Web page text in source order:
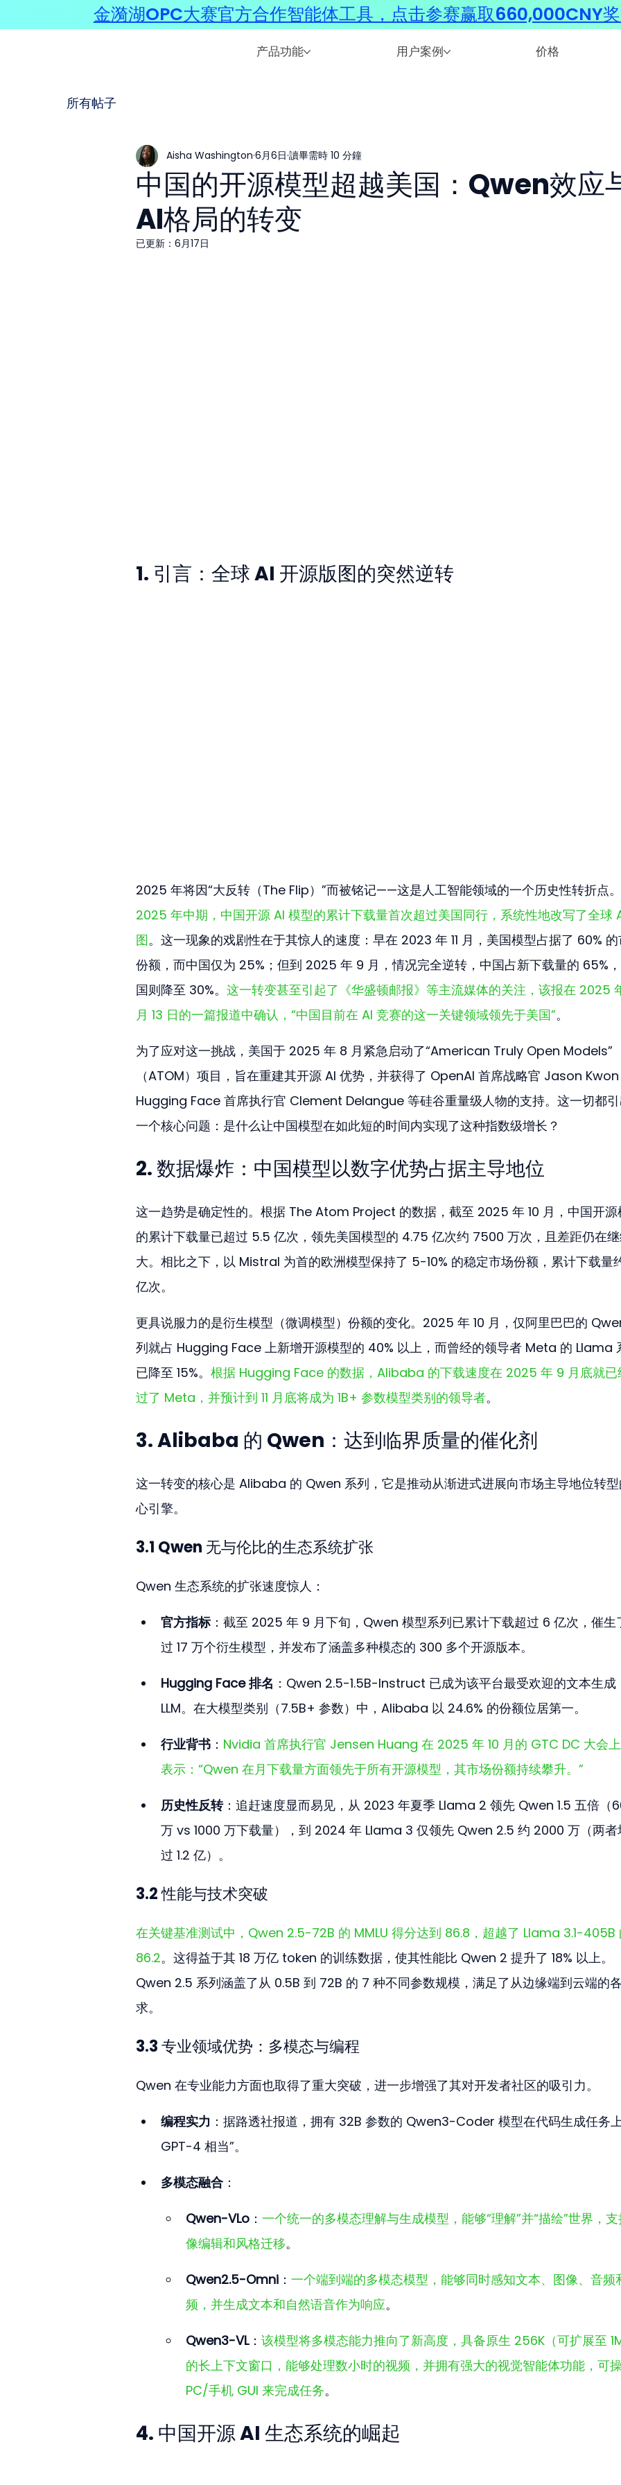
产品功能 用户案例 价格
所有帖子
中国的开源模型超越美国：Qwen效应
AI格局的转变
Aisha Washington 6月6日 讀畢需時 10 分鐘
已更新： 6月17日
1. 引言：全球 AI 开源版图的突然逆转
2025 年将因“大反转（The Flip）”而被铭记——这是人工智能领域的一个历史性转折点。
2025 年中期，中国开源 AI 模型的累计下载量首次超过美国同行，系统性地改写了全球
图。这一现象的戏剧性在于其惊人的速度：早在 2023 年 11 月，美国模型占据了 60%
份额，而中国仅为 25%；但到 2025 年 9 月，情况完全逆转，中国占新下载量的 65%
国则降至 30%。 这一转变甚至引起了《华盛顿邮报》等主流媒体的关注，该报在 2025
月 13 日的一篇报道中确认，“中国目前在 AI 竞赛的这一关键领域领先于美国”。
为了应对这一挑战，美国于 2025 年 8 月紧急启动了“American Truly Open Models”
（ATOM）项目，旨在重建其开源 AI 优势，并获得了 OpenAI 首席战略官 Jason
Hugging Face 首席执行官 Clement Delangue 等硅谷重量级人物的支持。这一切都引
一个核心问题：是什么让中国模型在如此短的时间内实现了这种指数级增长？
2. 数据爆炸：中国模型以数字优势占据主导地位
这一趋势是确定性的。根据 The Atom Project 的数据，截至 2025 年 10 月，中国开源
的累计下载量已超过 5.5 亿次，领先美国模型的 4.75 亿次约 7500 万次，且差距仍在
大。相比之下，以 Mistral 为首的欧洲模型保持了 5-10% 的稳定市场份额，累计下载量
亿次。
更具说服力的是衍生模型（微调模型）份额的变化。2025 年 10 月，仅阿里巴巴的
列就占 Hugging Face 上新增开源模型的 40% 以上，而曾经的领导者 Meta 的 Llama
已降至 15%。 根据 Hugging Face 的数据，Alibaba 的下载速度在 2025 年 9 月底就已
过了 Meta，并预计到 11 月底将成为 1B+ 参数模型类别的领导者。
3. Alibaba 的 Qwen：达到临界质量的催化剂
这一转变的核心是 Alibaba 的 Qwen 系列，它是推动从渐进式进展向市场主导地位转
心引擎。
3.1 Qwen 无与伦比的生态系统扩张
Qwen 生态系统的扩张速度惊人：
官方指标：截至 2025 年 9 月下旬，Qwen 模型系列已累计下载超过 6 亿次，催生
过 17 万个衍生模型，并发布了涵盖多种模态的 300 多个开源版本。
Hugging Face 排名 ：Qwen 2.5-1.5B-Instruct 已成为该平台最受欢迎的文本生成
LLM。在大模型类别（7.5B+ 参数）中，Alibaba 以 24.6% 的份额位居第一。
行业背书 ： Nvidia 首席执行官 Jensen Huang 在 2025 年 10 月的 GTC DC 大会
表示：“Qwen 在月下载量方面领先于所有开源模型，其市场份额持续攀升。”
历史性反转：追赶速度显而易见，从 2023 年夏季 Llama 2 领先 Qwen 1.5 五倍（
万 vs 1000 万下载量），到 2024 年 Llama 3 仅领先 Qwen 2.5 约 2000 万（两者
过 1.2 亿）。
3.2 性能与技术突破
在关键基准测试中，Qwen 2.5-72B 的 MMLU 得分达到 86.8，超越了 Llama 3.1-405B
86.2。这得益于其 18 万亿 token 的训练数据，使其性能比 Qwen 2 提升了 18% 以上。
Qwen 2.5 系列涵盖了从 0.5B 到 72B 的 7 种不同参数规模，满足了从边缘端到云端的
求。
3.3 专业领域优势：多模态与编程
Qwen 在专业能力方面也取得了重大突破，进一步增强了其对开发者社区的吸引力。
编程实力 ：据路透社报道，拥有 32B 参数的 Qwen3-Coder 模型在代码生成任务
GPT-4 相当”。
多模态融合 ：
Qwen-VLo ： 一个统一的多模态理解与生成模型，能够“理解”并“描绘”世界，
像编辑和风格迁移。
Qwen2.5-Omni ： 一个端到端的多模态模型，能够同时感知文本、图像、音频
频，并生成文本和自然语音作为响应。
Qwen3-VL： 该模型将多模态能力推向了新高度，具备原生 256K（可扩展至 1M
的长上下文窗口，能够处理数小时的视频，并拥有强大的视觉智能体功能，可
PC/手机 GUI 来完成任务。
4. 中国开源 AI 生态系统的崛起
金漪湖OPC大赛官方合作智能体工具，点击参赛赢取660,000CNY奖